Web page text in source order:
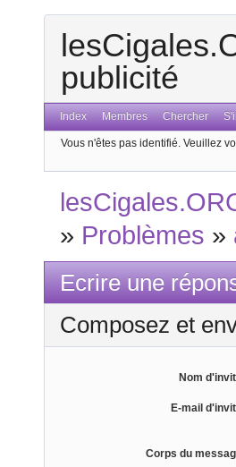
publicité
Index Membres Chercher
Vous n'êtes pas identifié. Veuillez
» Problèmes »
Ecrire une
Composez et
Nom
E-mail
Corps du